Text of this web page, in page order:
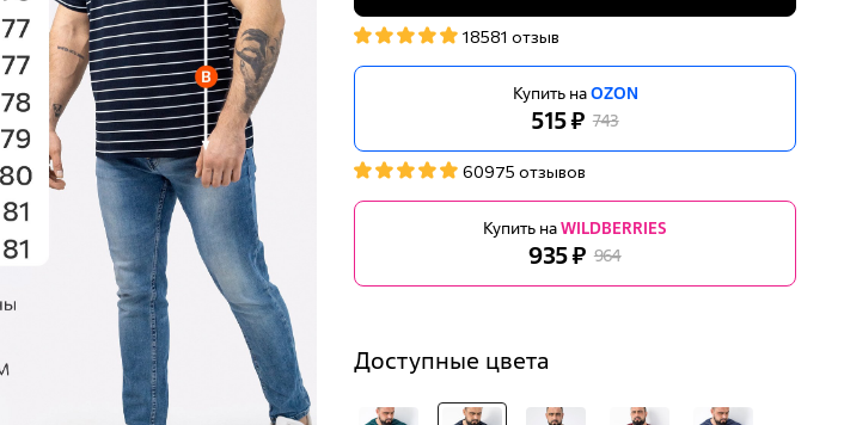
18581 отзыв
Купить наOZON
515 ₽ 743
60975 отзывов
Купить наWILDBERRIES
935 ₽ 964
Доступные цвета